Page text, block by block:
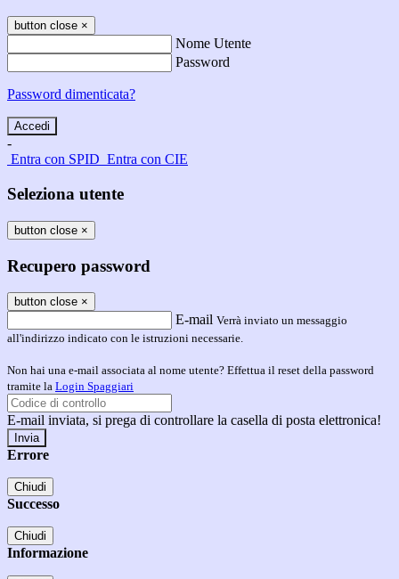
button close ×
Nome Utente
Password
Password dimenticata?
-
Entra con SPID Entra con CIE
Seleziona utente
button close ×
Recupero password
button close ×
E-mail Verrà inviato un messaggio
all'indirizzo indicato con le istruzioni necessarie.
Non hai una e-mail associata al nome utente? Effettua il reset della password
tramite la Login Spaggiari
E-mail inviata, si prega di controllare la casella di posta elettronica!
Errore
Chiudi
Successo
Chiudi
Informazione